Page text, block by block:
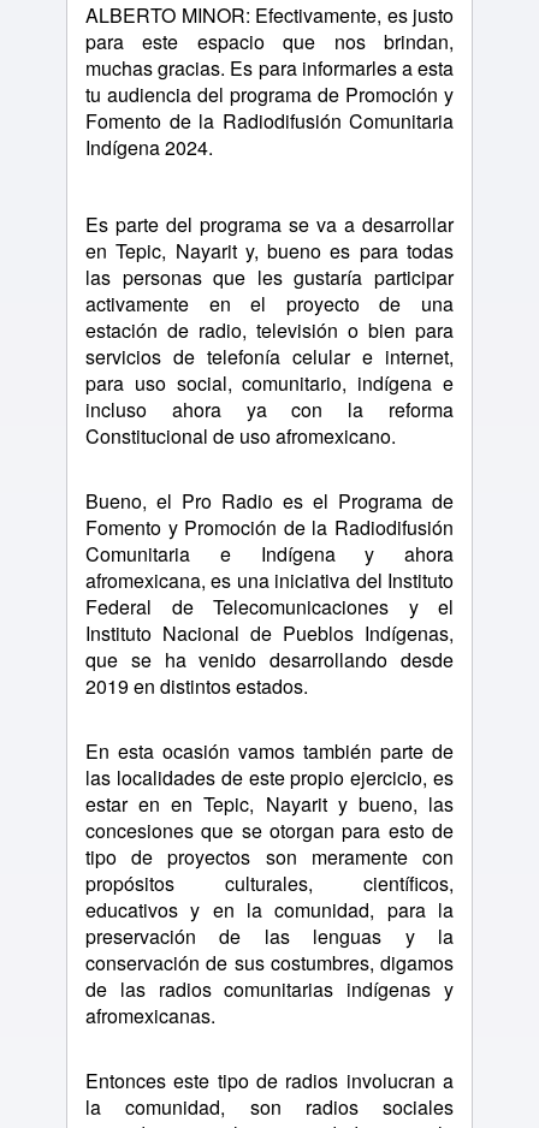
ALBERTO MINOR: Efectivamente, es justo
para este espacio que nos brindan,
muchas gracias. Es para informarles a esta
tu audiencia del programa de Promoción y
Fomento de la Radiodifusión Comunitaria
Indígena 2024.
Es parte del programa se va a desarrollar
en Tepic, Nayarit y, bueno es para todas
las personas que les gustaría participar
activamente en el proyecto de una
estación de radio, televisión o bien para
servicios de telefonía celular e internet,
para uso social, comunitario, indígena e
incluso ahora ya con la reforma
Constitucional de uso afromexicano.
Bueno, el Pro Radio es el Programa de
Fomento y Promoción de la Radiodifusión
Comunitaria e Indígena y ahora
afromexicana, es una iniciativa del Instituto
Federal de Telecomunicaciones y el
Instituto Nacional de Pueblos Indígenas,
que se ha venido desarrollando desde
2019 en distintos estados.
En esta ocasión vamos también parte de
las localidades de este propio ejercicio, es
estar en en Tepic, Nayarit y bueno, las
concesiones que se otorgan para esto de
tipo de proyectos son meramente con
propósitos culturales, científicos,
educativos y en la comunidad, para la
preservación de las lenguas y la
conservación de sus costumbres, digamos
de las radios comunitarias indígenas y
afromexicanas.
Entonces este tipo de radios involucran a
la comunidad, son radios sociales